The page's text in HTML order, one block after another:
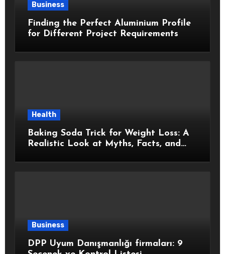
Business
Finding the Perfect Aluminium Profile
for Different Project Requirements
Health
Baking Soda Trick for Weight Loss: A
Realistic Look at Myths, Facts, and
Business
DPP Uyum Danışmanlığı firmaları: 9